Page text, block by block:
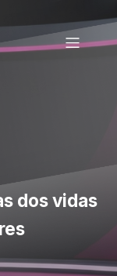
dos vidas